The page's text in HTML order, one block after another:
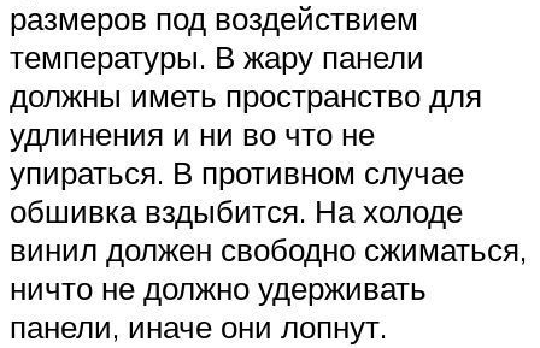
размеров под воздействием
температуры. В жару панели
должны иметь пространство для
удлинения и ни во что не
упираться. В противном случае
обшивка вздыбится. На холоде
винил должен свободно сжиматься,
ничто не должно удерживать
панели, иначе они лопнут.